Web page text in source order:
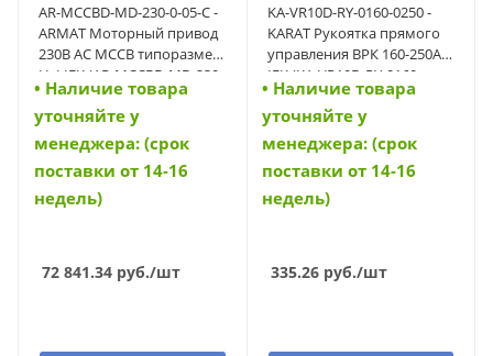
AR-MCCBD-MD-230-0-05-C -
ARMAT Моторный привод
230В AC MCCB типоразмер
H; I IEK (AR-MCCBD-MD-230-
0-05-C)
• Наличие товара
уточняйте у
менеджера: (срок
поставки от 14-16
недель)
72 841.34 руб./шт
KA-VR10D-RY-0160-0250 -
KARAT Рукоятка прямого
управления ВРК 160-250А
IEK (KA-VR10D-RY-0160-
0250)
• Наличие товара
уточняйте у
менеджера: (срок
поставки от 14-16
недель)
335.26руб./шт